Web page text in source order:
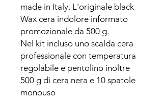
made in Italy. L'originale black
Wax cera indolore informato
promozionale da 500 g.
Nel kit incluso uno scalda cera
professionale con temperatura
regolabile e pentolino inoltre
500 g di cera nera e 10 spatole
monouso